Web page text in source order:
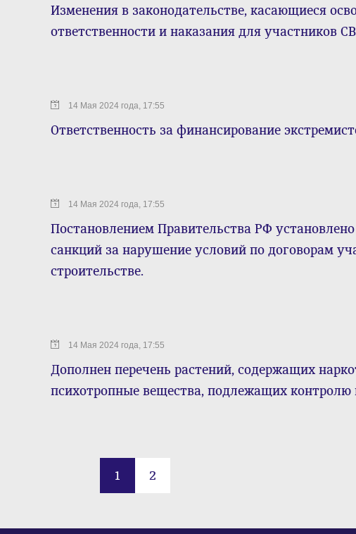
Изменения в законодательстве, касающиеся
ответственности и наказания для участников
14 Мая 2024 года, 17:55
Ответственность за финансирование
14 Мая 2024 года, 17:55
Постановлением Правительства РФ
санкций за нарушение условий по договорам
строительстве.
14 Мая 2024 года, 17:55
Дополнен перечень растений, содержащих
психотропные вещества, подлежащих контролю
1 2